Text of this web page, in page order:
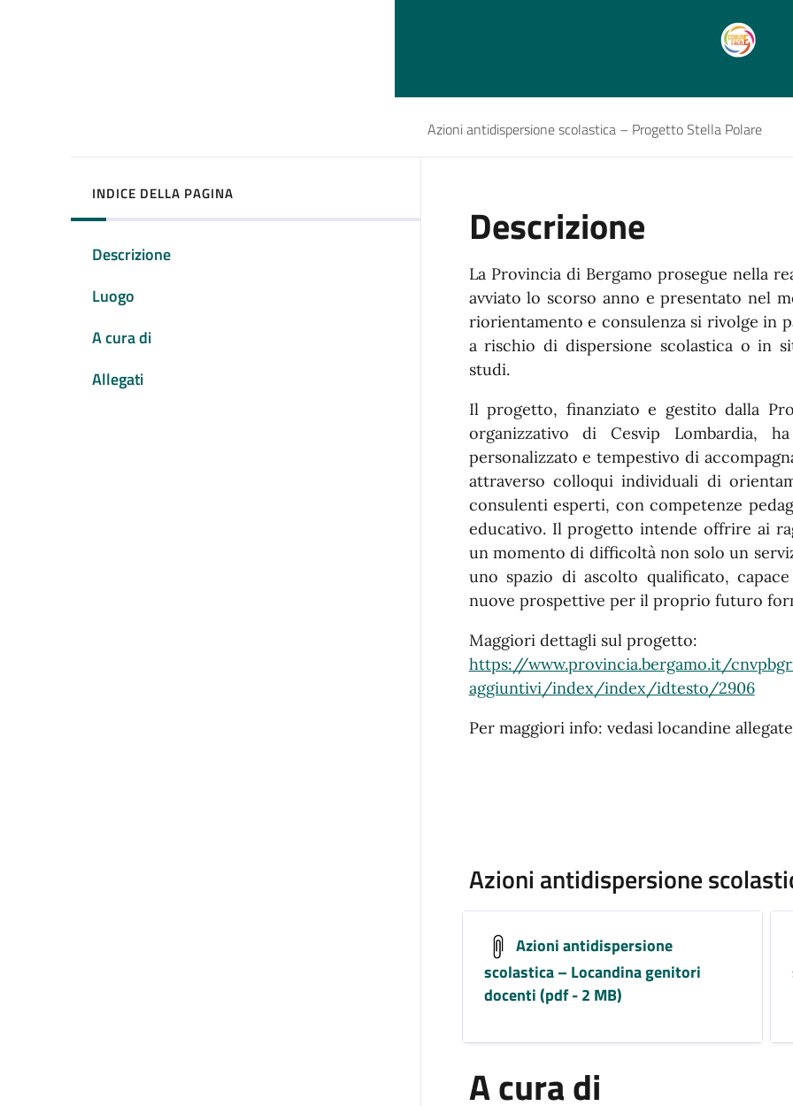
Azioni antidispersione scolastica – Progetto Stella Polare
INDICE DELLA PAGINA
Descrizione
Luogo
A cura di
Allegati
Descrizione
La Provincia di Bergamo prosegue nella
avviato lo scorso anno e presentato nel
riorientamento e consulenza si rivolge in
a rischio di dispersione scolastica o in
studi.
Il progetto, finanziato e gestito dalla
organizzativo di Cesvip Lombardia,
personalizzato e tempestivo di
attraverso colloqui individuali di
consulenti esperti, con competenze
educativo. Il progetto intende offrire ai
un momento di difficoltà non solo un
uno spazio di ascolto qualificato,
nuove prospettive per il proprio futuro
Maggiori dettagli sul progetto:
https://www.provincia.bergamo.it/
aggiuntivi/index/index/idtesto/2906
Per maggiori info: vedasi locandine allegate
Azioni antidispersione
Azioni antidispersione
scolastica – Locandina genitori
docenti (pdf - 2 MB)
A cura di